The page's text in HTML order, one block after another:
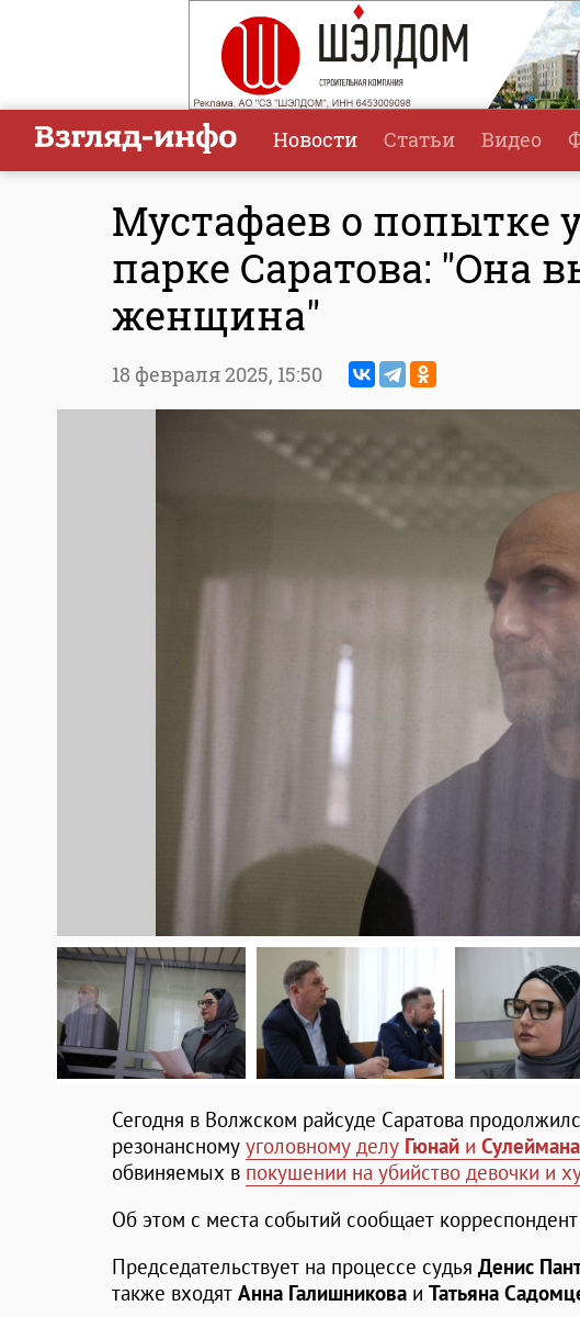
Новости Статьи Видео
Мустафаев о попытке
парке Саратова: "Она
женщина"
18 февраля 2025, 15:50
Сегодня в Волжском райсуде Саратова
резонансному уголовному делу Гюнай и
обвиняемых в покушении на убийство девочки и
Об этом с места событий сообщает
Председательствует на процессе судья Денис
также входят Анна Галишникова и Татьяна